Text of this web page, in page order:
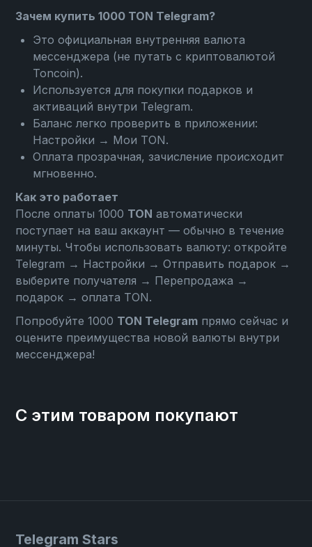
Зачем купить 1000 TON Telegram?
Это официальная внутренняя валюта
мессенджера (не путать с криптовалютой
Toncoin).
Используется для покупки подарков и
активаций внутри Telegram.
Баланс легко проверить в приложении:
Настройки → Мои TON.
Оплата прозрачная, зачисление происходит
мгновенно.
Как это работает
После оплаты 1000 TON автоматически
поступает на ваш аккаунт — обычно в течение
минуты. Чтобы использовать валюту: откройте
Telegram → Настройки → Отправить подарок →
выберите получателя → Перепродажа →
подарок → оплата TON.
Попробуйте 1000 TON Telegram прямо сейчас и
оцените преимущества новой валюты внутри
мессенджера!
С этим товаром покупают
Telegram Stars